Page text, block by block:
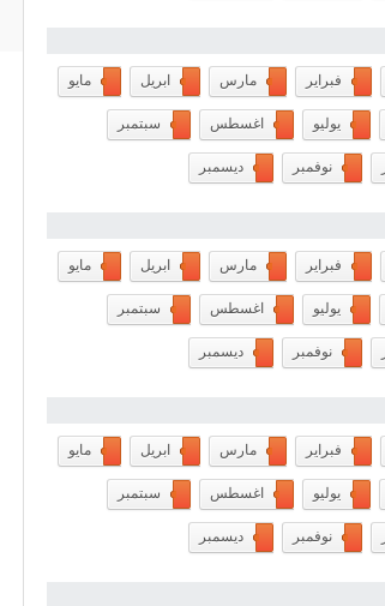
فبراير مارس ابريل مايو
يوليو اغسطس سبتمبر
نوفمبر ديسمبر
فبراير مارس ابريل مايو
يوليو اغسطس سبتمبر
نوفمبر ديسمبر
فبراير مارس ابريل مايو
يوليو اغسطس سبتمبر
نوفمبر ديسمبر